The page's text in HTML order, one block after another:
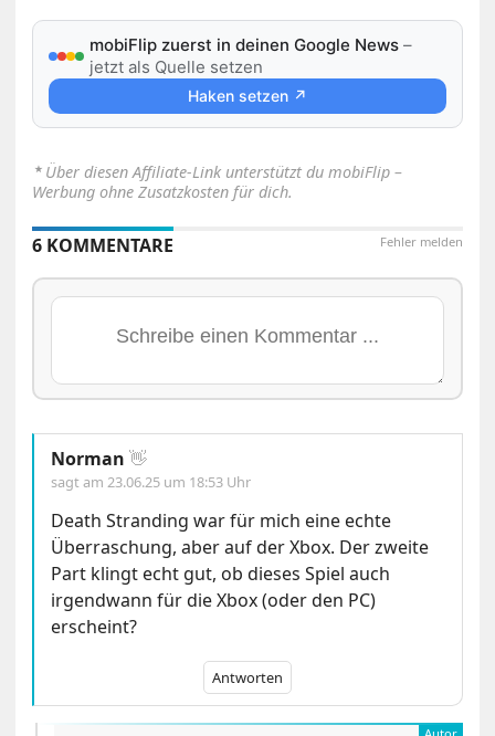
mobiFlip zuerst in deinen Google News –
jetzt als Quelle setzen
Haken setzen ↗
⋆ Über diesen Affiliate-Link unterstützt du mobiFlip –
Werbung ohne Zusatzkosten für dich.
Fehler melden
6 KOMMENTARE
Norman 👋
sagt am23.06.25 um 18:53 Uhr
Death Stranding war für mich eine echte
Überraschung, aber auf der Xbox. Der zweite
Part klingt echt gut, ob dieses Spiel auch
irgendwann für die Xbox (oder den PC)
erscheint?
Antworten